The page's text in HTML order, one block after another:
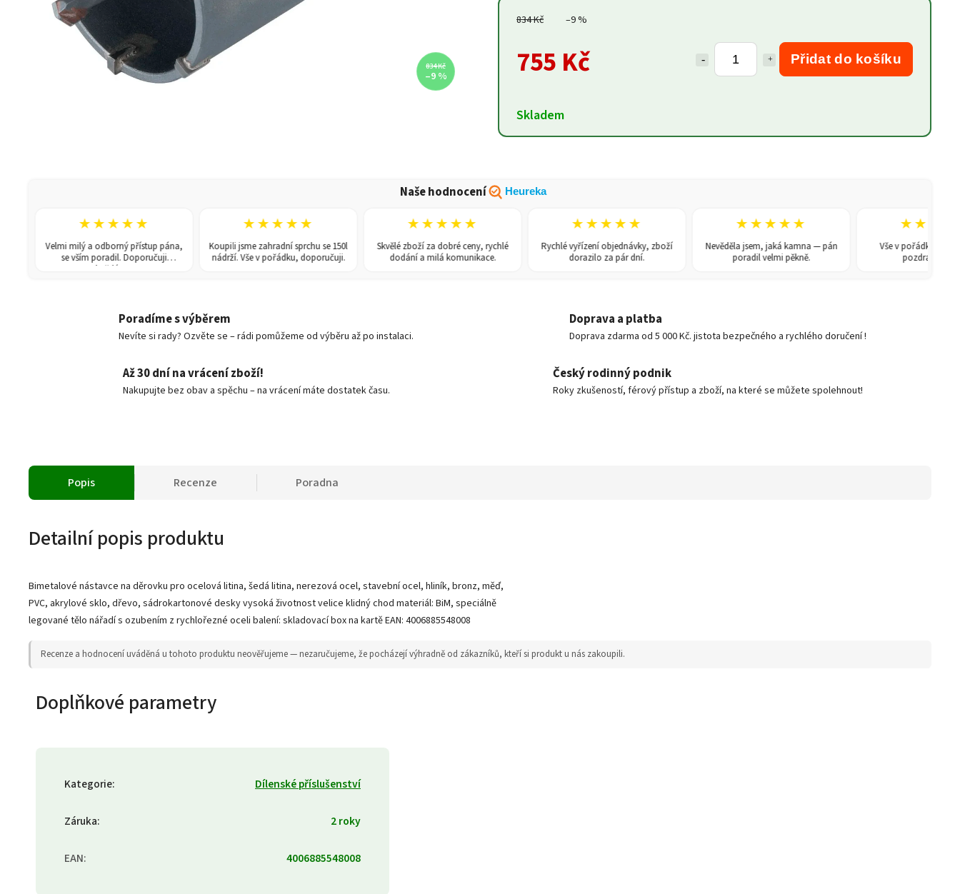
834 Kč
–9 %
834 Kč –9 %
755 Kč Přidat do košíku
Skladem
Naše hodnocení Heureka
★★★★★
Velmi milý a odborný přístup pána,
se vším poradil. Doporučuji
každému!
★★★★★
Koupili jsme zahradní sprchu se 150l
nádrží. Vše v pořádku, doporučuji.
★★★★★
Skvělé zboží za dobré ceny, rychlé
dodání a milá komunikace.
★★★★★
Rychlé vyřízení objednávky, zboží
dorazilo za pár dní.
★★★★★
Nevěděla jsem, jaká kamna — pán
poradil velmi pěkně.
★★★★★
Vše v pořádku,
pozdravem René
Poradíme s výběrem
Nevíte si rady? Ozvěte se – rádi pomůžeme od výběru až po instalaci.
Doprava a platba
Doprava zdarma od 5 000 Kč. jistota bezpečného a rychlého doručení !
Až 30 dní na vrácení zboží!
Nakupujte bez obav a spěchu – na vrácení máte dostatek času.
Český rodinný podnik
Roky zkušeností, férový přístup a zboží, na které se můžete spolehnout!
Popis Recenze Poradna
Detailní popis produktu
Bimetalové nástavce na děrovku pro ocelová litina, šedá litina, nerezová ocel, stavební ocel, hliník, bronz, měď,
PVC, akrylové sklo, dřevo, sádrokartonové desky vysoká životnost velice klidný chod materiál: BiM, speciálně
legované tělo nářadí s ozubením z rychlořezné oceli balení: skladovací box na kartě EAN: 4006885548008
Recenze a hodnocení uváděná u tohoto produktu neověřujeme — nezaručujeme, že pocházejí výhradně od zákazníků, kteří si produkt u nás zakoupili.
Doplňkové parametry
Kategorie: Dílenské příslušenství
Záruka: 2 roky
EAN: 4006885548008